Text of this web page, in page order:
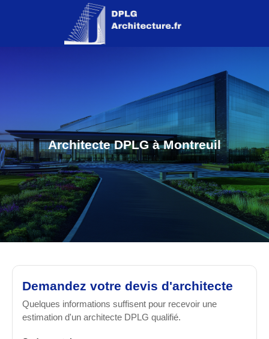
Architecte DPLG à Montreuil
Demandez votre devis d'architecte
Quelques informations suffisent pour recevoir une
estimation d'un architecte DPLG qualifié.